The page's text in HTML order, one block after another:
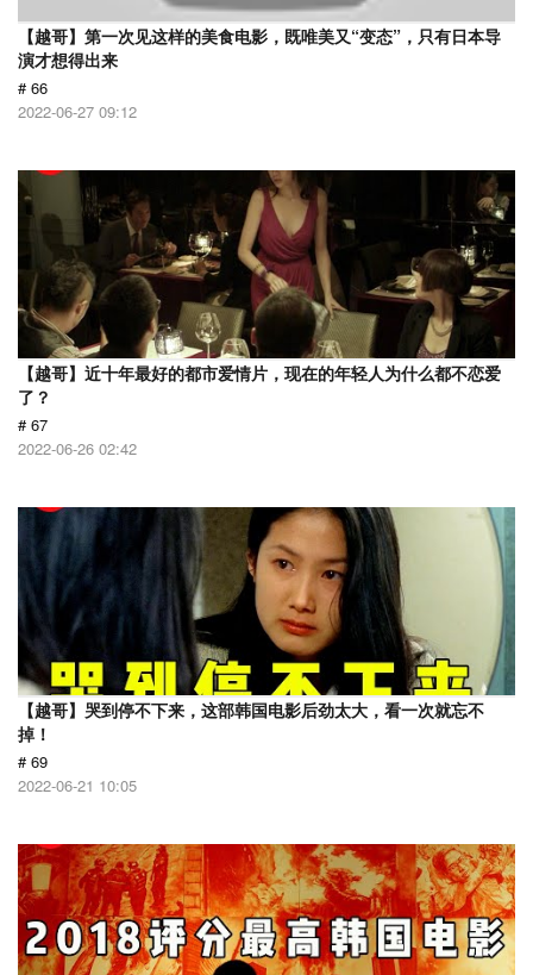
【越哥】第一次见这样的美食电影，既唯美又“变态”，只有日本导
演才想得出来
# 66
2022-06-27 09:12
【越哥】近十年最好的都市爱情片，现在的年轻人为什么都不恋爱
了？
# 67
2022-06-26 02:42
【越哥】哭到停不下来，这部韩国电影后劲太大，看一次就忘不
掉！
# 69
2022-06-21 10:05